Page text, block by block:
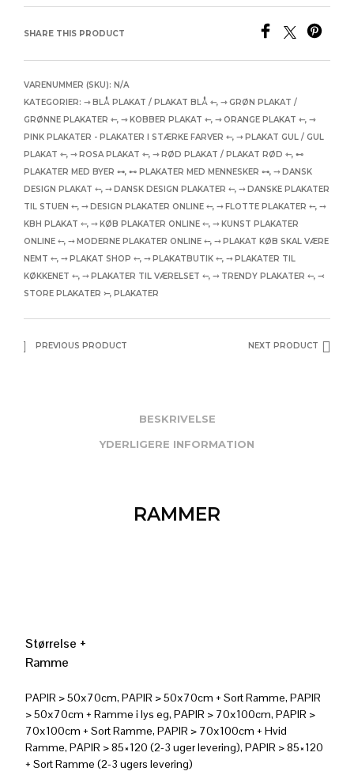
SHARE THIS PRODUCT
VARENUMMER (SKU): N/A
KATEGORIER: ⇾ BLÅ PLAKAT / PLAKAT BLÅ ⇽, ⇾ GRØN PLAKAT /
GRØNNE PLAKATER ⇽, ⇾ KOBBER PLAKAT ⇽, ⇾ ORANGE PLAKAT ⇽, ⇾
PINK PLAKATER - PLAKATER I STÆRKE FARVER ⇽, ⇾ PLAKAT GUL / GUL
PLAKAT ⇽, ⇾ ROSA PLAKAT ⇽, ⇾ RØD PLAKAT / PLAKAT RØD ⇽, ⊷
PLAKATER MED BYER ⊶, ⊷ PLAKATER MED MENNESKER ⊶, ⤍ DANSK
DESIGN PLAKAT ⤌, ⤍ DANSK DESIGN PLAKATER ⤌, ⤍ DANSKE PLAKATER
TIL STUEN ⤌, ⤍ DESIGN PLAKATER ONLINE ⤌, ⤍ FLOTTE PLAKATER ⤌, ⤍
KBH PLAKAT ⤌, ⤍ KØB PLAKATER ONLINE ⤌, ⤍ KUNST PLAKATER
ONLINE ⤌, ⤍ MODERNE PLAKATER ONLINE ⤌, ⤍ PLAKAT KØB SKAL VÆRE
NEMT ⤌, ⤍ PLAKAT SHOP ⤌, ⤍ PLAKATBUTIK ⤌, ⤍ PLAKATER TIL
KØKKENET ⤌, ⤍ PLAKATER TIL VÆRELSET ⤌, ⤍ TRENDY PLAKATER ⤌, ⤙
STORE PLAKATER ⤚, PLAKATER
PREVIOUS PRODUCT NEXT PRODUCT
BESKRIVELSE
YDERLIGERE INFORMATION
RAMMER
Størrelse +
Ramme
PAPIR > 50x70cm, PAPIR > 50x70cm + Sort Ramme, PAPIR
> 50x70cm + Ramme i lys eg, PAPIR > 70x100cm, PAPIR >
70x100cm + Sort Ramme, PAPIR > 70x100cm + Hvid
Ramme, PAPIR > 85×120 (2-3 uger levering), PAPIR > 85×120
+ Sort Ramme (2-3 ugers levering)